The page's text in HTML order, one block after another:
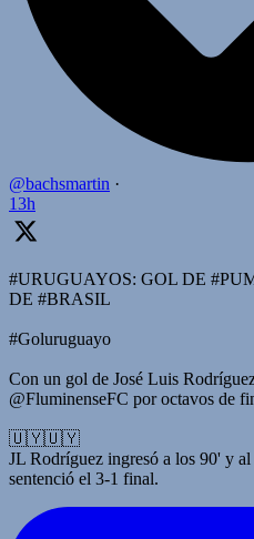
@bachsmartin ·
13h
#URUGUAYOS: GOL DE
DE #BRASIL
#Goluruguayo
Con un gol de José Luis
@FluminenseFC por octavos de
🇺🇾🇺🇾
JL Rodríguez ingresó a los 90' y
sentenció el 3-1 final.